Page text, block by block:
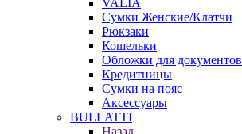
VALIA
Сумки Женские/Клатчи
Рюкзаки
Кошельки
Обложки для документов
Кредитницы
Сумки на пояс
Аксессуары
BULLATTI
Назад